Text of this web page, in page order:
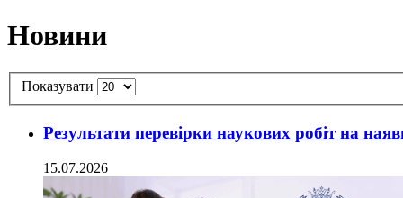
Новини
Показувати
Результати перевірки наукових робіт на
15.07.2026